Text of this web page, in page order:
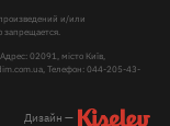
и/или
запрещается.
02091, місто Київ,
, Телефон: 044-205-43-
Дизайн —